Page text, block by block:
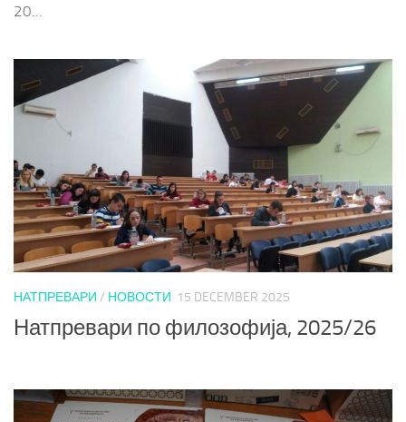
20...
НАТПРЕВАРИ / НОВОСТИ 15 DECEMBER 2025
Натпревари по филозофија, 2025/26